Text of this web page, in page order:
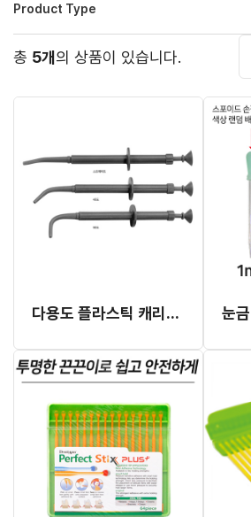
Product Type
총 5개의 상품이 있습니다.
다용도 플라스틱 캐리어 (오토클레이브 가능) 눈